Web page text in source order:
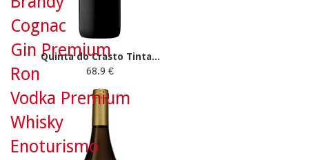
Quinta do Crasto Tinta...
68.9 €
Cognac
Gin Premium
Ron
Vodka Premium
Whisky
Enoturismo